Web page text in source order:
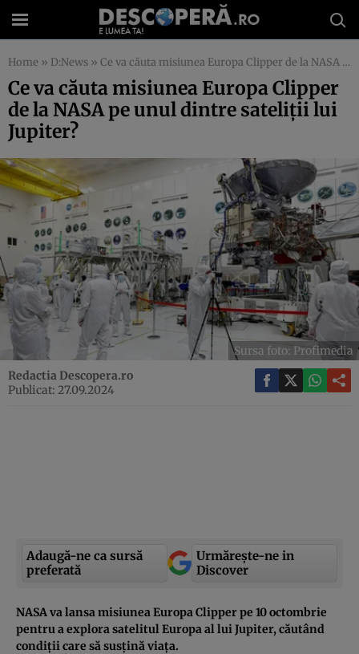
Home » D:News » Ce va căuta misiunea Europa Clipper de la NASA pe unul dintre sateliții lui Jupiter?
Ce va căuta misiunea Europa Clipper
de la NASA pe unul dintre sateliții lui
Jupiter?
Sursa foto: Profimedia
Redactia Descopera.ro
Publicat: 27.09.2024
Adaugă-ne ca sursă
preferată
Urmărește-ne in
Discover
NASA va lansa misiunea Europa Clipper pe 10 octombrie
pentru a explora satelitul Europa al lui Jupiter, căutând
condiții care să susțină viața.